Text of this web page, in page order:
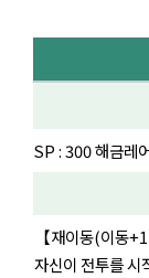
SP : 300 해금레
【재이동(이동
자신이 전투를 시